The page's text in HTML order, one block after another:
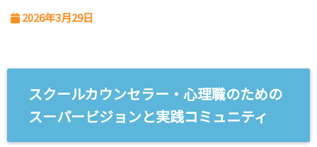
2026年3月29日
スクールカウンセラー・心理職のための
スーパービジョンと実践コミュニティ